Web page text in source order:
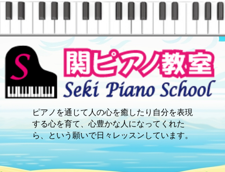
ピアノを通じて人の心を癒したり自分を表現
する心を育て、心豊かな人になってくれた
ら、という願いで日々レッスンしています。